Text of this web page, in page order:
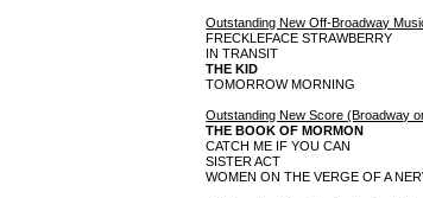
Outstanding New Off-Broadway
FRECKLEFACE STRAWBERRY
IN TRANSIT
THE KID
TOMORROW MORNING
Outstanding New Score (Broadway
THE BOOK OF MORMON
CATCH ME IF YOU CAN
SISTER ACT
WOMEN ON THE VERGE OF A